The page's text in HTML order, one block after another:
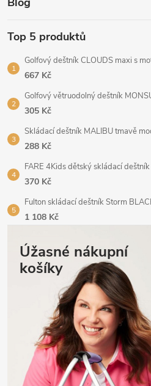
Top 5 produktů
Golfový deštník CLOUDS maxi s
667 Kč
Golfový větruodolný deštník
305 Kč
Skládací deštník MALIBU tmavě
288 Kč
FARE 4Kids dětský skládací
370 Kč
Fulton skládací deštník Storm
1 108 Kč
Úžasné nákupní
košíky